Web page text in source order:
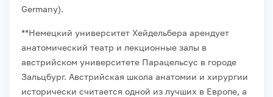
Germany).
**Немецкий университет Хейдельбера арендует
анатомический театр и лекционные залы в
австрийском университете Парацельсус в городе
Зальцбург. Австрийская школа анатомии и хирургии
исторически считается одной из лучших в Европе, а